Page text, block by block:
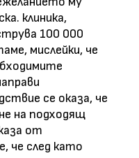
клиника,
100 000
мислейки, че
се оказа, че
на подходящ
от
че след като